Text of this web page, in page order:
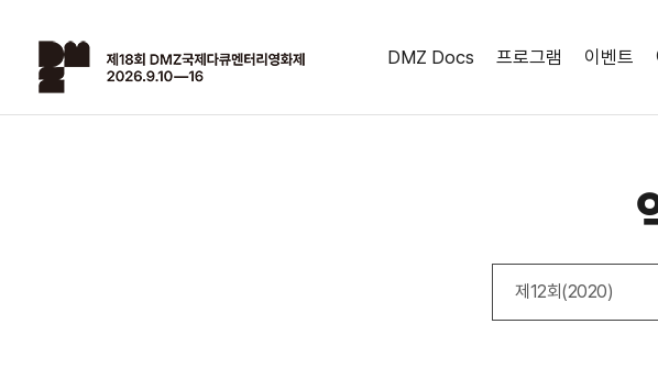
DMZ Docs 프로그램 이벤트
제12회(2020)